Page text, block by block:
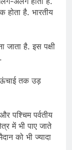
है. भारतीय
जाता है. इस पक्षी
तक उड़
पश्चिम पर्वतीय
में भी पाए जाते
को भी ज्यादा